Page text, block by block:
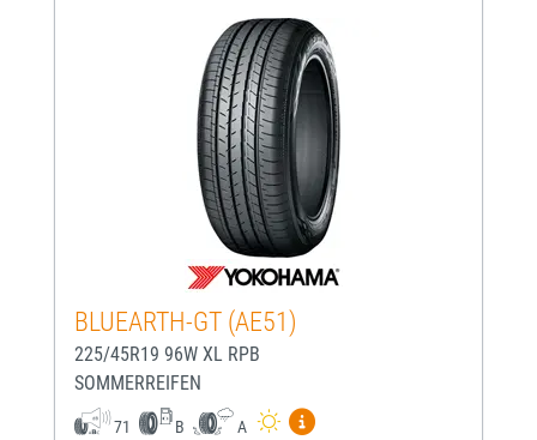
BLUEARTH-GT (AE51)
225/45R19 96W XL RPB
SOMMERREIFEN
71 B A
Mehr Informationen zum